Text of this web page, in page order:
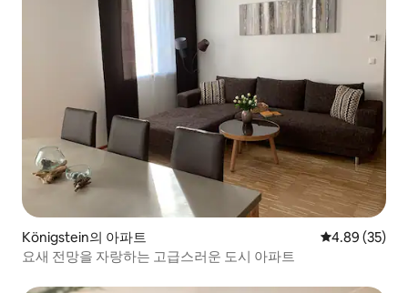
Königstein의 아파트 평점 4.89점(5
4.89 (35)
요새 전망을 자랑하는 고급스러운 도시 아파트